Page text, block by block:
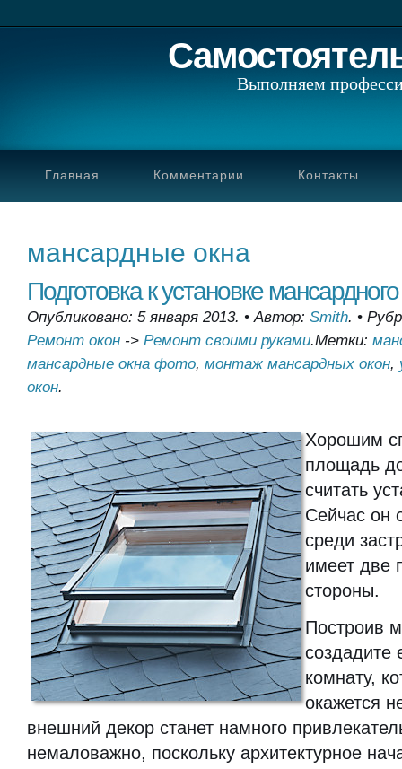
Выполняем
Главная Комментарии Контакты
мансардные окна
Подготовка к установке
Опубликовано: 5 января 2013. •Автор: Smith. •
Ремонт окон -> Ремонт своими руками.Метки:
мансардные окна фото, монтаж мансардных окон,
окон.
Хорошим
площадь
считать
Сейчас он
среди
имеет две
стороны.
Построив
комнату,
окажется
внешний декор станет намного
немаловажно, поскольку архитектурное